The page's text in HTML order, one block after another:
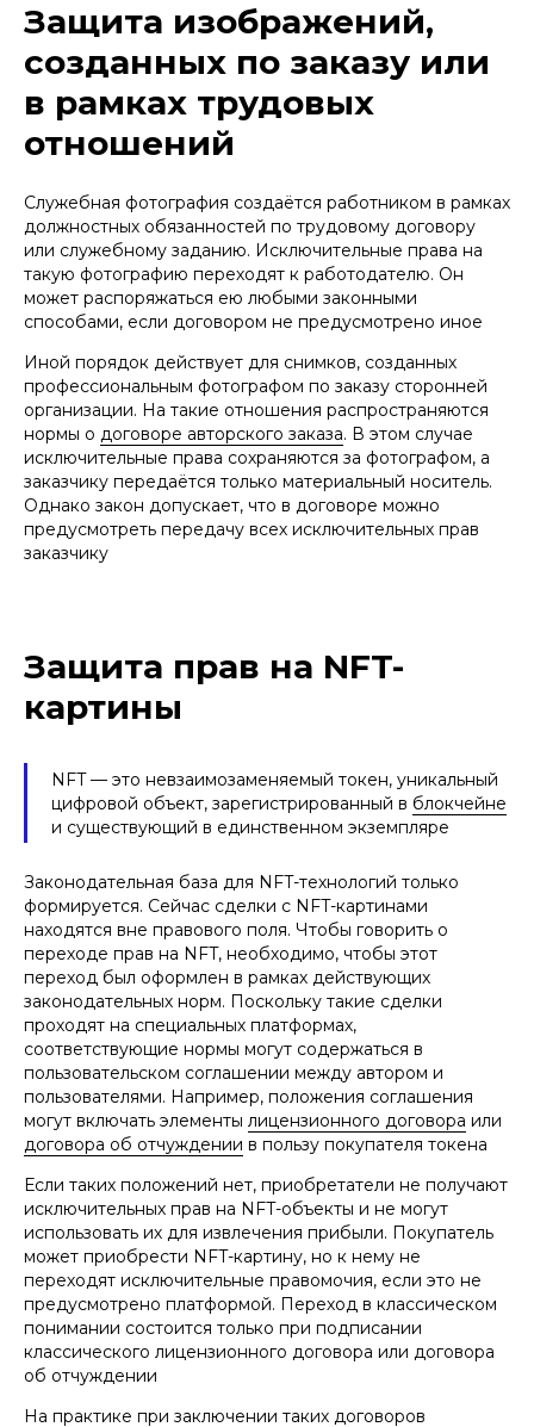
Защита изображений,
созданных по заказу или
в рамках трудовых
отношений
Служебная фотография создаётся работником в рамках
должностных обязанностей по трудовому договору
или служебному заданию. Исключительные права на
такую фотографию переходят к работодателю. Он
может распоряжаться ею любыми законными
способами, если договором не предусмотрено иное
Иной порядок действует для снимков, созданных
профессиональным фотографом по заказу сторонней
организации. На такие отношения распространяются
нормы о договоре авторского заказа. В этом случае
исключительные права сохраняются за фотографом, а
заказчику передаётся только материальный носитель.
Однако закон допускает, что в договоре можно
предусмотреть передачу всех исключительных прав
заказчику
Защита прав на NFT-
картины
NFT — это невзаимозаменяемый токен, уникальный
цифровой объект, зарегистрированный в блокчейне
и существующий в единственном экземпляре
Законодательная база для NFT-технологий только
формируется. Сейчас сделки с NFT-картинами
находятся вне правового поля. Чтобы говорить о
переходе прав на NFT, необходимо, чтобы этот
переход был оформлен в рамках действующих
законодательных норм. Поскольку такие сделки
проходят на специальных платформах,
соответствующие нормы могут содержаться в
пользовательском соглашении между автором и
пользователями. Например, положения соглашения
могут включать элементы лицензионного договора или
договора об отчуждении в пользу покупателя токена
Если таких положений нет, приобретатели не получают
исключительных прав на NFT-объекты и не могут
использовать их для извлечения прибыли. Покупатель
может приобрести NFT-картину, но к нему не
переходят исключительные правомочия, если это не
предусмотрено платформой. Переход в классическом
понимании состоится только при подписании
классического лицензионного договора или договора
об отчуждении
На практике при заключении таких договоров